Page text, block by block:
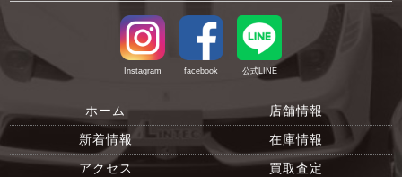
Instagram facebook 公式LINE
ホーム 店舗情報
新着情報 在庫情報
アクセス 買取査定